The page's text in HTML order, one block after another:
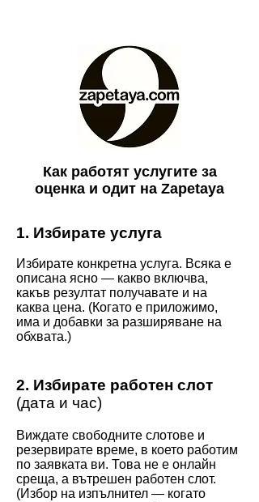
Как работят услугите за
оценка и одит на Zapetaya
1. Избирате услуга
Избирате конкретна услуга. Всяка е
описана ясно — какво включва,
какъв резултат получавате и на
каква цена. (Когато е приложимо,
има и добавки за разширяване на
обхвата.)
2. Избирате работен слот
(дата и час)
Виждате свободните слотове и
резервирате време, в което работим
по заявката ви. Това не е онлайн
среща, а вътрешен работен слот.
(Избор на изпълнител — когато